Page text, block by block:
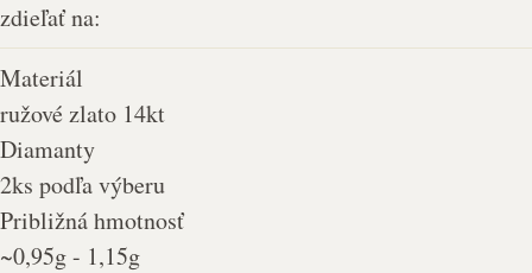
zdieľať na:
Materiál
ružové zlato 14kt
Diamanty
2ks podľa výberu
Približná hmotnosť
~0,95g - 1,15g